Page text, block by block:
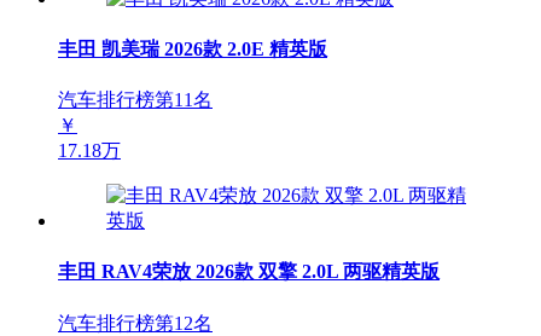
丰田 凯美瑞 2026款 2.0E 精英版
汽车排行榜第11名
￥
17.18万
丰田 RAV4荣放 2026款 双擎 2.0L 两驱精英版
汽车排行榜第12名